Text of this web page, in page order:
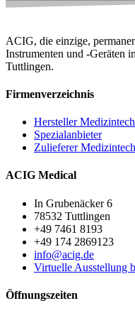
ACIG, die einzige,
Instrumenten und -Geräten
Tuttlingen.
Firmenverzeichnis
Hersteller
Spezialanbieter
Zulieferer
ACIG Medical
In Grubenäcker 6
78532 Tuttlingen
+49 7461 8193
+49 174 2869123
info@acig.de
Virtuelle Ausstellung
Öffnungszeiten